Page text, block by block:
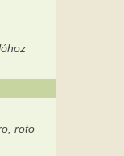
roto